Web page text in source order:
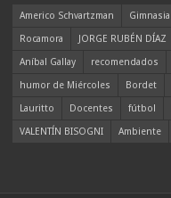
Americo Schvartzman Gimnasia
Rocamora
JORGE RUBÉN DÍAZ
Aníbal Gallay
recomendados
humor de Miércoles
Bordet
Lauritto
Docentes fútbol
VALENTÍN BISOGNI
Ambiente